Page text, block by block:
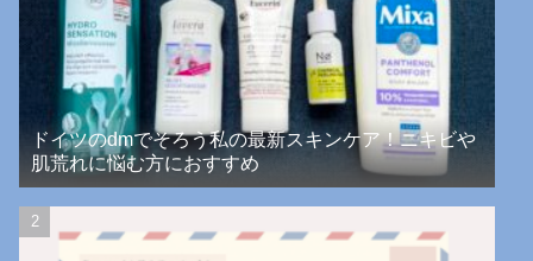
ドイツのdmでそろう私の最新スキンケア！ニキビや
肌荒れに悩む方におすすめ